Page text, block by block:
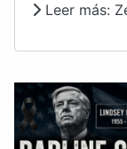
Leer más: